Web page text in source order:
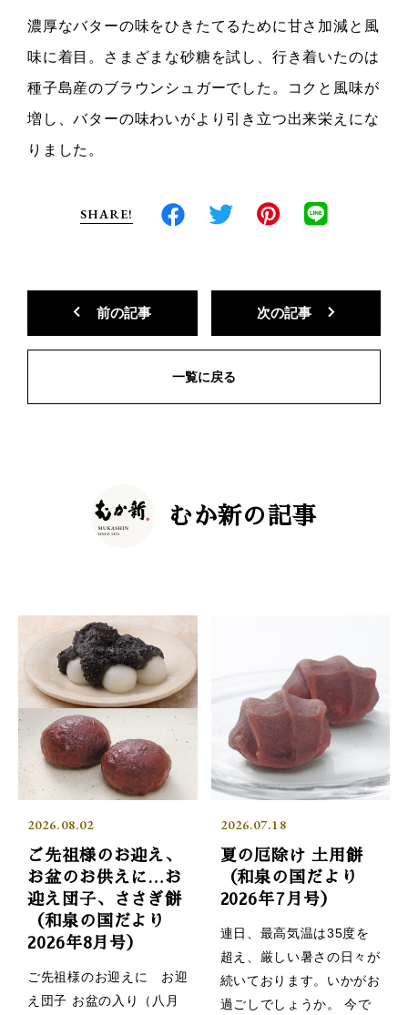
濃厚なバターの味をひきたてるために甘さ加減と風
味に着目。さまざまな砂糖を試し、行き着いたのは
種子島産のブラウンシュガーでした。コクと風味が
増し、バターの味わいがより引き立つ出来栄えにな
りました。
SHARE!
前の記事
一覧に戻る
次の記事
むか新の記事
2026.08.02
ご先祖様のお迎え、
お盆のお供えに…お
迎え団子、ささぎ餅
（和泉の国だより
2026年8月号）
ご先祖様のお迎えに お迎
え団子 お盆の入り（八月
2026.07.18
夏の厄除け 土用餅
（和泉の国だより
2026年7月号）
連日、最高気温は35度を
超え、厳しい暑さの日々が
続いております。いかがお
過ごしでしょうか。 今で